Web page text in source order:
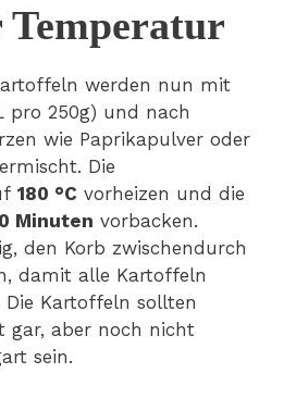
werden nun mit
pro 250g) und nach
wie Paprikapulver oder
Die
180 °C vorheizen und die
Minuten vorbacken.
den Korb zwischendurch
damit alle Kartoffeln
Kartoffeln sollten
gar, aber noch nicht
sein.